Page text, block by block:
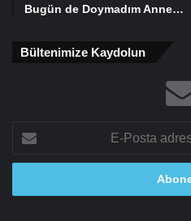
Bugün de Doymadım Anne…
Bültenimize Kaydolun
Posta
adresinizi